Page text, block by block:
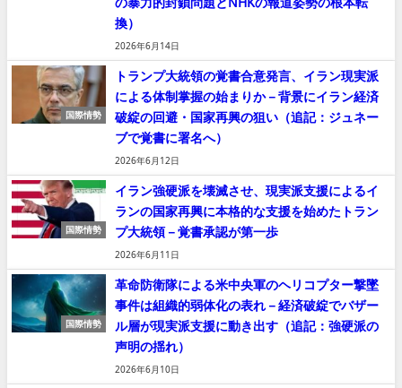
換）
2026年6月14日
国際情勢
トランプ大統領の覚書合意発言、イラン現実派
による体制掌握の始まりか－背景にイラン経済
破綻の回避・国家再興の狙い（追記：ジュネー
ブで覚書に署名へ）
2026年6月12日
国際情勢
イラン強硬派を壊滅させ、現実派支援によるイ
ランの国家再興に本格的な支援を始めたトラン
プ大統領－覚書承認が第一歩
2026年6月11日
国際情勢
革命防衛隊による米中央軍のヘリコプター撃墜
事件は組織的弱体化の表れ－経済破綻でバザー
ル層が現実派支援に動き出す（追記：強硬派の
声明の揺れ）
2026年6月10日